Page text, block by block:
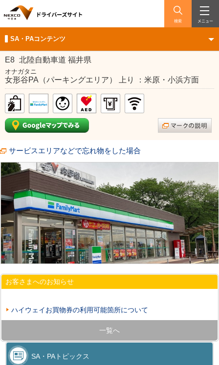
検索 メニュー
SA・PAコンテンツ
E8 北陸自動車道 福井県
オナガタニ
女形谷PA（パーキングエリア） 上り ：米原・小浜方面
サービスエリアなどで忘れ物をした場合
お客さまへのお知らせ
ハイウェイお買物券の利用可能箇所について
一覧へ
SA・PAトピックス